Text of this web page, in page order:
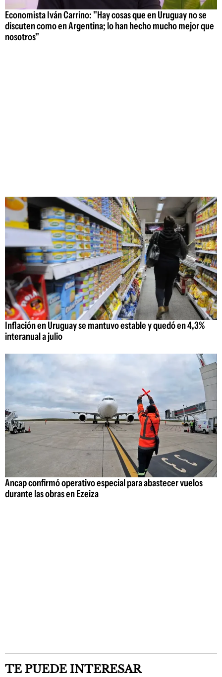
Economista Iván Carrino: "Hay cosas que en Uruguay no se
discuten como en Argentina; lo han hecho mucho mejor que
nosotros"
Inflación en Uruguay se mantuvo estable y quedó en 4,3%
interanual a julio
Ancap confirmó operativo especial para abastecer vuelos
durante las obras en Ezeiza
TE PUEDE INTERESAR